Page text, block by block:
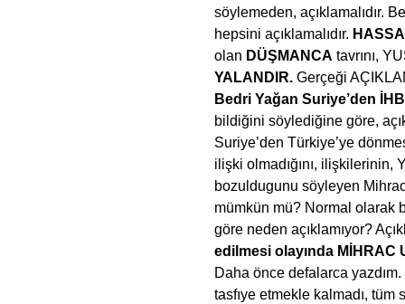
söylemeden, açıklamalıdır.
hepsini açıklamalıdır.
olan DÜŞMANCA tavrını,
YALANDIR. Gerçeği
Bedri Yağan Suriye’den
bildiğini söylediğine göre,
Suriye’den Türkiye’ye
ilişki olmadığını, ilişkilerinin,
bozuldugunu söyleyen
mümkün mü? Normal olarak
göre neden açıklamıyor?
edilmesi olayında MİHRAC
Daha önce defalarca
tasfıye etmekle kalmadı, tüm